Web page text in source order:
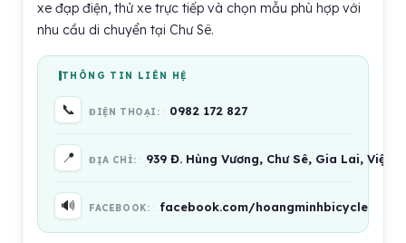
xe đạp điện, thử xe trực tiếp và chọn mẫu phù hợp với
nhu cầu di chuyển tại Chư Sê.
THÔNG TIN LIÊN HỆ
📞 ĐIỆN THOẠI: 0982 172 827
📍 ĐỊA CHỈ: 939 Đ. Hùng Vương, Chư Sê, Gia Lai, Việt
🔊 FACEBOOK: facebook.com/hoangminhbicycle